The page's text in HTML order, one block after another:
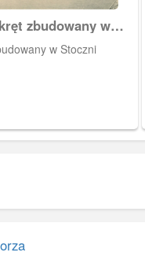
zbudowany w
w Stoczni